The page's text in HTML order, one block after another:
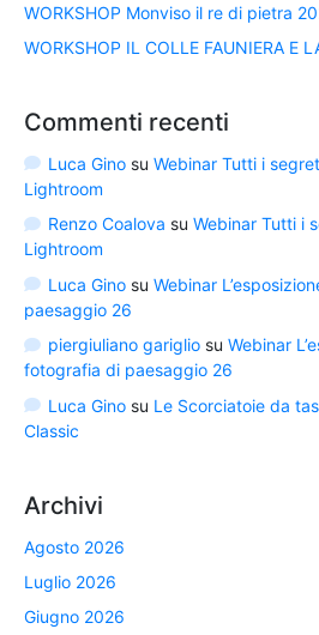
WORKSHOP Monviso il re di pietra
WORKSHOP IL COLLE FAUNIERA E
Commenti recenti
Luca Ginosu Webinar Tutti i
Lightroom
Renzo Coalova su Webinar Tutti i
Lightroom
Luca Ginosu Webinar
paesaggio 26
piergiuliano garigliosu Webinar
fotografia di paesaggio 26
Luca Ginosu Le Scorciatoie da
Classic
Archivi
Agosto 2026
Luglio 2026
Giugno 2026